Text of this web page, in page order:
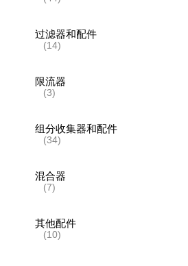
过滤器和配件
(14)
限流器
(3)
组分收集器和配件
(34)
混合器
(7)
其他配件
(10)